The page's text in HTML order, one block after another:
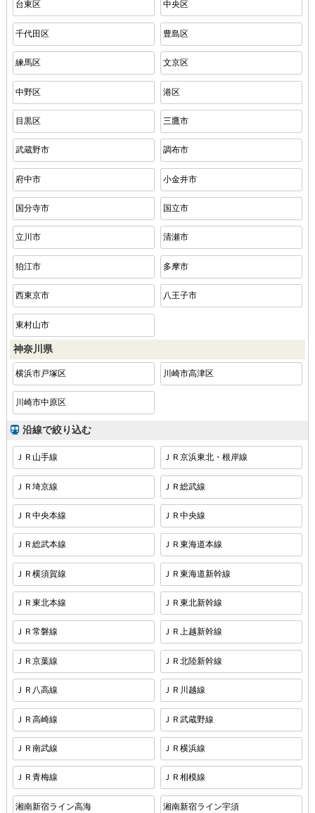
台東区 中央区
千代田区 豊島区
練馬区 文京区
中野区 港区
目黒区 三鷹市
武蔵野市 調布市
府中市 小金井市
国分寺市 国立市
立川市 清瀬市
狛江市 多摩市
西東京市 八王子市
東村山市
神奈川県
横浜市戸塚区 川崎市高津区
川崎市中原区
沿線で絞り込む
ＪＲ山手線 ＪＲ京浜東北・根岸線
ＪＲ埼京線 ＪＲ総武線
ＪＲ中央本線 ＪＲ中央線
ＪＲ総武本線 ＪＲ東海道本線
ＪＲ横須賀線 ＪＲ東海道新幹線
ＪＲ東北本線 ＪＲ東北新幹線
ＪＲ常磐線 ＪＲ上越新幹線
ＪＲ京葉線 ＪＲ北陸新幹線
ＪＲ八高線 ＪＲ川越線
ＪＲ高崎線 ＪＲ武蔵野線
ＪＲ南武線 ＪＲ横浜線
ＪＲ青梅線 ＪＲ相模線
湘南新宿ライン高海 湘南新宿ライン宇須